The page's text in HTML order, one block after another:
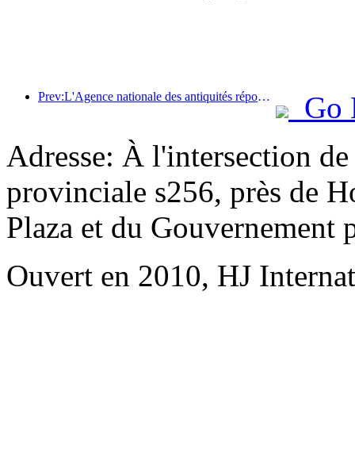
Prev:L'Agence nationale des antiquités répond aux préoccupations sociales et continuera de s'attaquer à la difficulté de prendre rendez - vous au musée
Go
Adresse: À l'intersection
provinciale s256, près de
Plaza et du
Ouvert en 2010, HJ